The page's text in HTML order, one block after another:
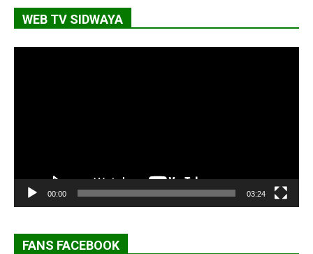
WEB TV SIDWAYA
00:00 03:24
FANS FACEBOOK